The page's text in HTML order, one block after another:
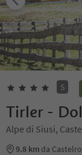
S
Tirler -
Alpe di Siusi,
9.8 km da